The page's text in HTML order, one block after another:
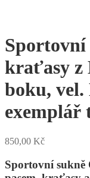
Sportovní
kraťasy z
boku, vel.
exemplář
850,00 Kč
Sportovní sukně